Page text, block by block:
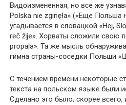
Видоизмененная, но все же
Polska nie zginęła» («Еще Польша
угадывается в словацкой «Hej,
reč žije». Хорваты сложили свою
propala». Та же мысль
гимна страны-соседки Польши
С течением времени некоторые
текста на польском языке были
Сделано это было, скорее всего,